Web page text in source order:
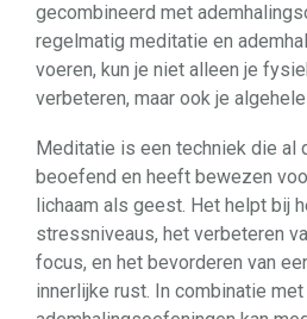
gecombineerd met
regelmatig meditatie en
voeren, kun je niet alleen je
verbeteren, maar ook je
Meditatie is een techniek die al
beoefend en heeft bewezen
lichaam als geest. Het helpt bij
stressniveaus, het verbeteren
focus, en het bevorderen van
innerlijke rust. In combinatie met